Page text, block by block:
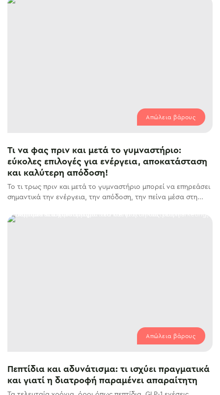
Απώλεια βάρους
Τι να φας πριν και μετά το γυμναστήριο:
εύκολες επιλογές για ενέργεια, αποκατάσταση
και καλύτερη απόδοση!
Το τι τρως πριν και μετά το γυμναστήριο μπορεί να επηρεάσει
σημαντικά την ενέργεια, την απόδοση, την πείνα μέσα στη...
Απώλεια βάρους
Πεπτίδια και αδυνάτισμα: τι ισχύει πραγματικά
και γιατί η διατροφή παραμένει απαραίτητη